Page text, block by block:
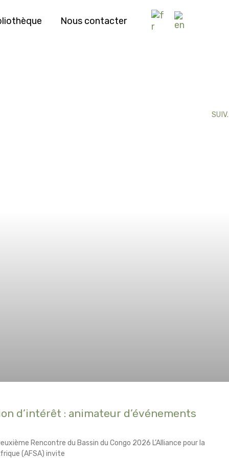
Nous contacter
SUIV.
d’intérêt : animateur d’événements
Rencontre du Bassin du Congo 2026 L’Alliance pour la
(AFSA) invite